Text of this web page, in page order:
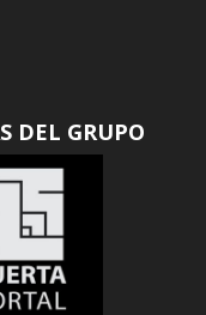
DEL GRUPO